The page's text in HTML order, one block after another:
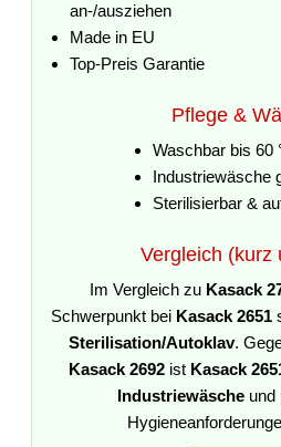
an-/ausziehen
Made in EU
Top-Preis Garantie
Pflege &
Waschbar bis 60
Industriewäsche
Sterilisierbar &
Vergleich (kurz
Im Vergleich zu Kasack
Schwerpunkt bei Kasack 2651
Sterilisation/Autoklav.
Kasack 2692ist Kasack
Industriewäscheund